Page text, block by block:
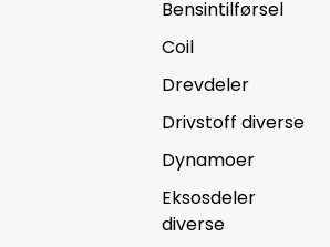
Bensintilførsel
Coil
Drevdeler
Drivstoff diverse
Dynamoer
Eksosdeler
diverse